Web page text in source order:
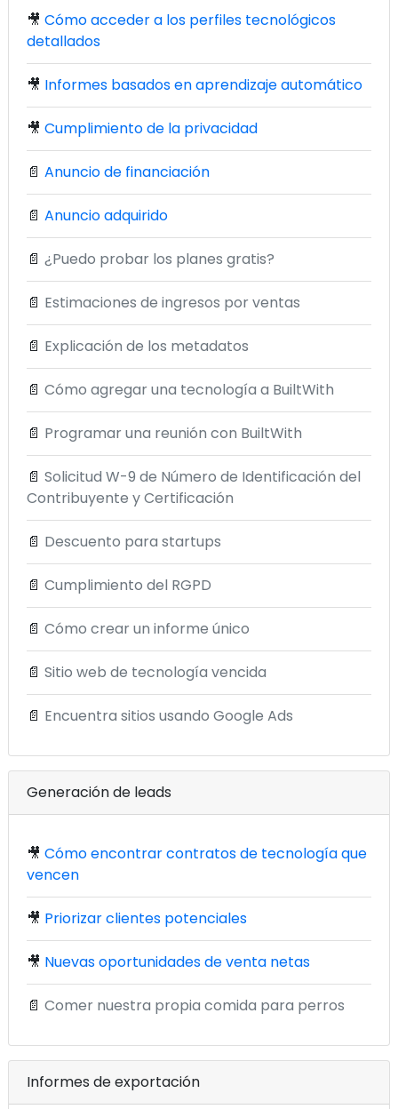
🎥 Cómo acceder a los perfiles tecnológicos
detallados
🎥 Informes basados en aprendizaje automático
🎥 Cumplimiento de la privacidad
📄 Anuncio de financiación
📄 Anuncio adquirido
📄 ¿Puedo probar los planes gratis?
📄 Estimaciones de ingresos por ventas
📄 Explicación de los metadatos
📄 Cómo agregar una tecnología a BuiltWith
📄 Programar una reunión con BuiltWith
📄 Solicitud W-9 de Número de Identificación del
Contribuyente y Certificación
📄 Descuento para startups
📄 Cumplimiento del RGPD
📄 Cómo crear un informe único
📄 Sitio web de tecnología vencida
📄 Encuentra sitios usando Google Ads
Generación de leads
🎥 Cómo encontrar contratos de tecnología que
vencen
🎥 Priorizar clientes potenciales
🎥 Nuevas oportunidades de venta netas
📄 Comer nuestra propia comida para perros
Informes de exportación